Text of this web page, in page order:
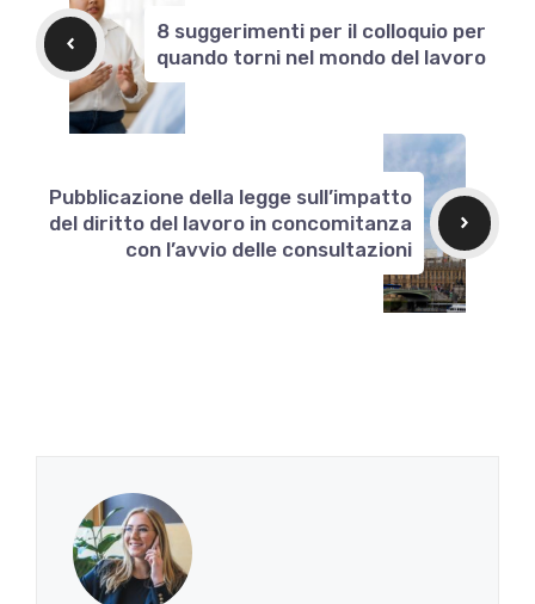
8 suggerimenti per il colloquio per
quando torni nel mondo del lavoro
Pubblicazione della legge sull’impatto
del diritto del lavoro in concomitanza
con l’avvio delle consultazioni